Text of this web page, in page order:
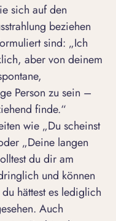
sich auf den
beziehen
sind: „Ich
aber von deinem
Person zu sein –
finde.“
wie „Du scheinst
„Deine langen
du dir am
und können
hättest es lediglich
Auch